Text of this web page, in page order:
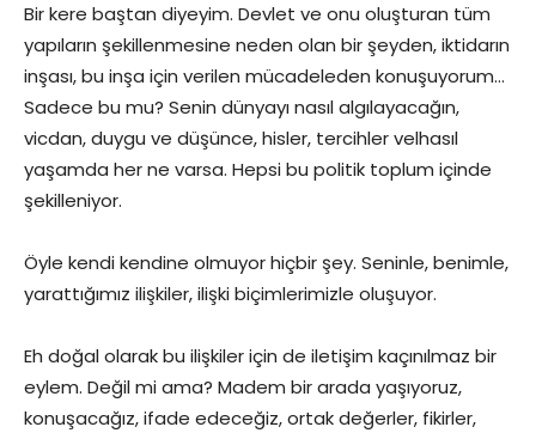
Bir kere baştan diyeyim. Devlet ve onu oluşturan tüm
yapıların şekillenmesine neden olan bir şeyden, iktidarın
inşası, bu inşa için verilen mücadeleden konuşuyorum…
Sadece bu mu? Senin dünyayı nasıl algılayacağın,
vicdan, duygu ve düşünce, hisler, tercihler velhasıl
yaşamda her ne varsa. Hepsi bu politik toplum içinde
şekilleniyor.
Öyle kendi kendine olmuyor hiçbir şey. Seninle, benimle,
yarattığımız ilişkiler, ilişki biçimlerimizle oluşuyor.
Eh doğal olarak bu ilişkiler için de iletişim kaçınılmaz bir
eylem. Değil mi ama? Madem bir arada yaşıyoruz,
konuşacağız, ifade edeceğiz, ortak değerler, fikirler,